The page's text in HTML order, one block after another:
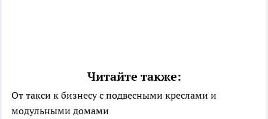
Читайте также:
От такси к бизнесу с подвесными креслами и
модульными домами